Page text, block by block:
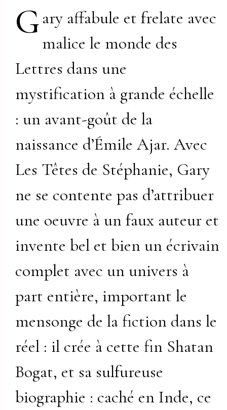
Gary affabule et frelate avec
malice le monde des
Lettres dans une
mystification à grande échelle
: un avant-goût de la
naissance d’Émile Ajar. Avec
Les Têtes de Stéphanie, Gary
ne se contente pas d’attribuer
une oeuvre à un faux auteur et
invente bel et bien un écrivain
complet avec un univers à
part entière, important le
mensonge de la fiction dans le
réel : il crée à cette fin Shatan
Bogat, et sa sulfureuse
biographie : caché en Inde, ce